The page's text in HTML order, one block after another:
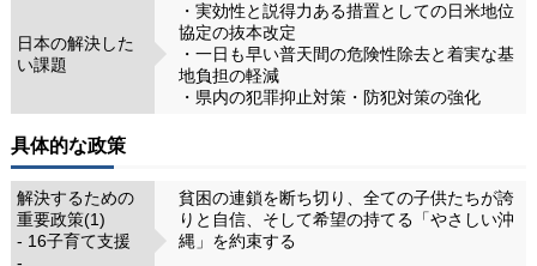
日本の解決した
い課題
・実効性と説得力ある措置としての日米地位
協定の抜本改定
・一日も早い普天間の危険性除去と着実な基
地負担の軽減
・県内の犯罪抑止対策・防犯対策の強化
具体的な政策
解決するための
重要政策(1)
- 16子育て支援
-
貧困の連鎖を断ち切り、全ての子供たちが誇
りと自信、そして希望の持てる「やさしい沖
縄」を約束する